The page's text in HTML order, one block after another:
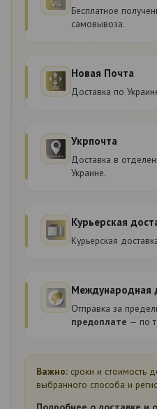
Бесплатное
самовывоза.
Новая Почта
Доставка по
Укрпочта
Доставка в
Украине.
Курьерская
Курьерская
Международная
Отправка за
предоплате — по
Важно: сроки и стоимость
выбранного способа и